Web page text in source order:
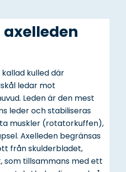
kulled där
ledar mot
Leden är den mest
leder och stabiliseras
muskler (rotatorkuffen),
Axelleden begränsas
från skulderbladet,
som tillsammans med ett